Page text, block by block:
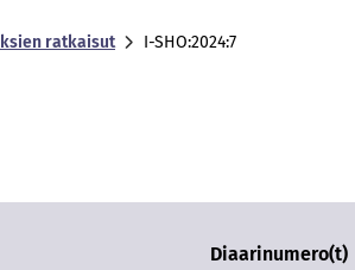
ratkaisut I-SHO:2024:7
Diaarinumero(t)